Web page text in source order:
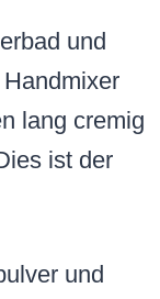
und
lang cremig
ist der
und